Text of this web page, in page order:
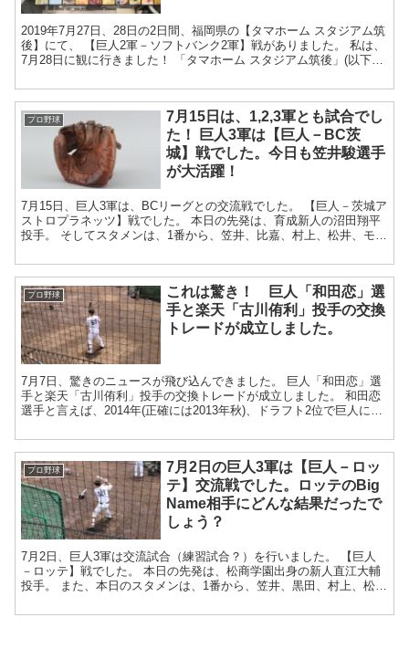
2019年7月27日、28日の2日間、福岡県の【タマホーム スタジアム筑
後】にて、 【巨人2軍－ソフトバンク2軍】戦がありました。 私は、
7月28日に観に行きました！ 「タマホーム スタジアム筑後」(以下、
プロ野球
7月15日は、1,2,3軍とも試合でし
た！ 巨人3軍は【巨人－BC茨
城】戦でした。今日も笠井駿選手
が大活躍！
7月15日、巨人3軍は、BCリーグとの交流戦でした。 【巨人－茨城ア
ストロプラネッツ】戦でした。 本日の先発は、育成新人の沼田翔平
投手。 そしてスタメンは、1番から、笠井、比嘉、村上、松井、モ
プロ野球
これは驚き！ 巨人「和田恋」選
手と楽天「古川侑利」投手の交換
トレードが成立しました。
7月7日、驚きのニュースが飛び込んできました。 巨人「和田恋」選
手と楽天「古川侑利」投手の交換トレードが成立しました。 和田恋
選手と言えば、2014年(正確には2013年秋)、ドラフト2位で巨人に入
プロ野球
7月2日の巨人3軍は【巨人－ロッ
テ】交流戦でした。ロッテのBig
Name相手にどんな結果だったで
しょう？
7月2日、巨人3軍は交流試合（練習試合？）を行いました。 【巨人
－ロッテ】戦でした。 本日の先発は、松商学園出身の新人直江大輔
投手。 また、本日のスタメンは、1番から、笠井、黒田、村上、松